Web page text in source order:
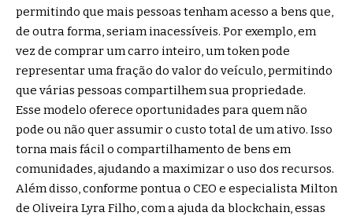
permitindo que mais pessoas tenham acesso a bens que,
de outra forma, seriam inacessíveis. Por exemplo, em
vez de comprar um carro inteiro, um token pode
representar uma fração do valor do veículo, permitindo
que várias pessoas compartilhem sua propriedade.
Esse modelo oferece oportunidades para quem não
pode ou não quer assumir o custo total de um ativo. Isso
torna mais fácil o compartilhamento de bens em
comunidades, ajudando a maximizar o uso dos recursos.
Além disso, conforme pontua o CEO e especialista Milton
de Oliveira Lyra Filho, com a ajuda da blockchain, essas